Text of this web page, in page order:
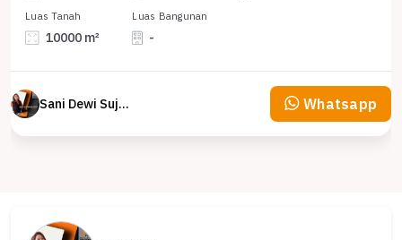
Luas Tanah
10000 m²
Luas Bangunan
-
Sani Dewi Sujono Whatsapp